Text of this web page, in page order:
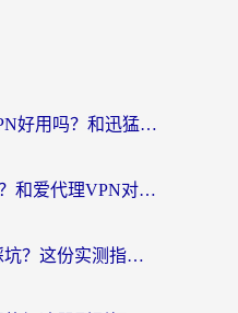
海外党必看：Malus VPN好用吗？和迅猛兔VPN对比哪个回国效果更好？附真实体验与避坑指南
Quickback VPN好用吗？和爱代理VPN对比哪个回国效果更好？
海外翻墙回国电脑总踩坑？这份实测指南帮你选对加速器（附ChickCNinitapMalus对比）